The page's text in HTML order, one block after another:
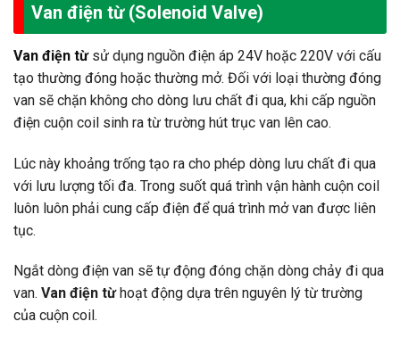
Van điện từ (Solenoid Valve)
Van điện từsử dụng nguồn điện áp 24V hoặc 220V với cấu
tạo thường đóng hoặc thường mở. Đối với loại thường đóng
van sẽ chặn không cho dòng lưu chất đi qua, khi cấp nguồn
điện cuộn coil sinh ra từ trường hút trục van lên cao.
Lúc này khoảng trống tạo ra cho phép dòng lưu chất đi qua
với lưu lượng tối đa. Trong suốt quá trình vận hành cuộn coil
luôn luôn phải cung cấp điện để quá trình mở van được liên
tục.
Ngắt dòng điện van sẽ tự động đóng chặn dòng chảy đi qua
van. Van điện từhoạt động dựa trên nguyên lý từ trường
của cuộn coil.